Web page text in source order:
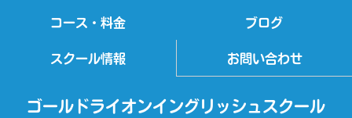
コース・料金 ブログ
スクール情報 お問い合わせ
ゴールドライオンイングリッシュスクール